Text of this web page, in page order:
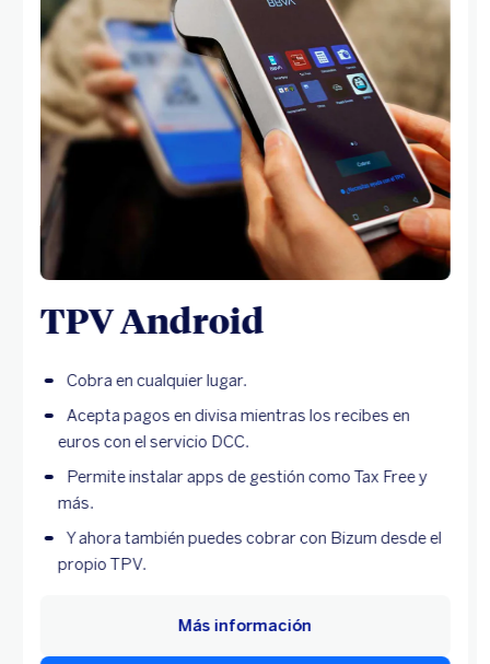
TPV Android
Cobra en cualquier lugar.
Acepta pagos en divisa mientras los recibes en
euros con el servicio DCC.
Permite instalar apps de gestión como Tax Free y
más.
Y ahora también puedes cobrar con Bizum desde el
propio TPV.
Más información